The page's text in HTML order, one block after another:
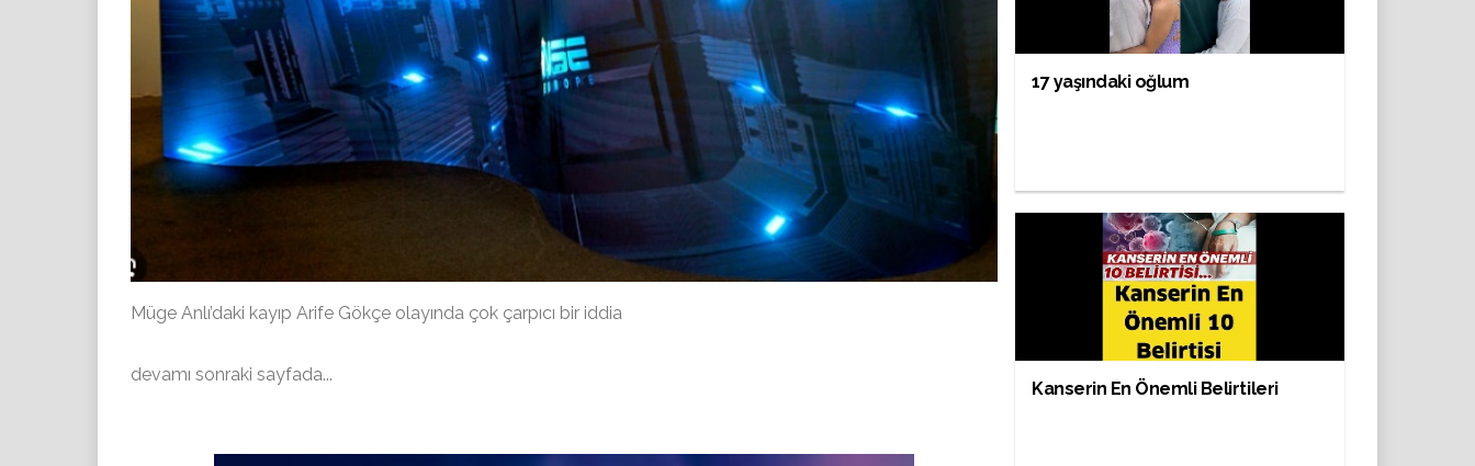
Müge Anlı’daki kayıp Arife Gökçe olayında çok çarpıcı bir iddia
devamı sonraki sayfada...
17 yaşındaki oğlum
Kanserin En Önemli Belirtileri